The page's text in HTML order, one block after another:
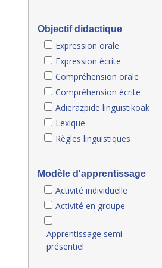
Objectif didactique
Expression orale
Expression écrite
Compréhension orale
Compréhension écrite
Adierazpide linguistikoak
Lexique
Règles linguistiques
Modèle d'apprentissage
Activité individuelle
Activité en groupe
Apprentissage semi-
présentiel